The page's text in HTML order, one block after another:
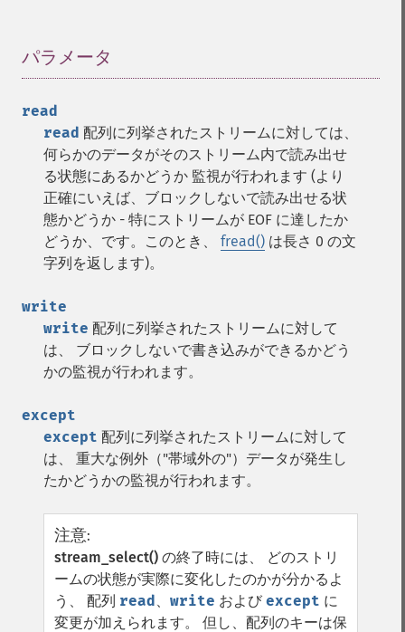
パラメータ
read
read 配列に列挙されたストリームに対しては、
何らかのデータがそのストリーム内で読み出せ
る状態にあるかどうか 監視が行われます (より
正確にいえば、ブロックしないで読み出せる状
態かどうか - 特にストリームが EOF に達したか
どうか、です。このとき、 fread() は長さ 0 の文
字列を返します)。
write
write 配列に列挙されたストリームに対して
は、 ブロックしないで書き込みができるかどう
かの監視が行われます。
except
except 配列に列挙されたストリームに対して
は、 重大な例外（"帯域外の"）データが発生し
たかどうかの監視が行われます。
注意:
stream_select() の終了時には、 どのストリ
ームの状態が実際に変化したのかが分かるよ
う、 配列 read、 write および except に
変更が加えられます。 但し、配列のキーは保